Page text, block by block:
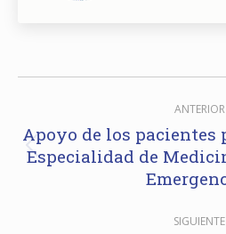
Navegación
entre
publicaciones
ANTERIOR
Apoyo de los pacientes
Especialidad de
SIGUIENTE